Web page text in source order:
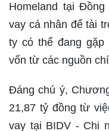
Homeland tại
vay cá nhân để tài
ty có thể đang gặp
vốn từ các nguồn
Đáng chú ý,
21,87 tỷ đồng từ
vay tại BIDV - Chi